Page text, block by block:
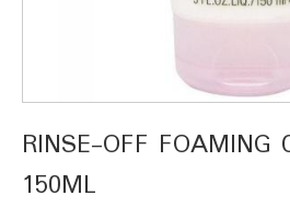
RINSE-OFF FOAMING
150ML